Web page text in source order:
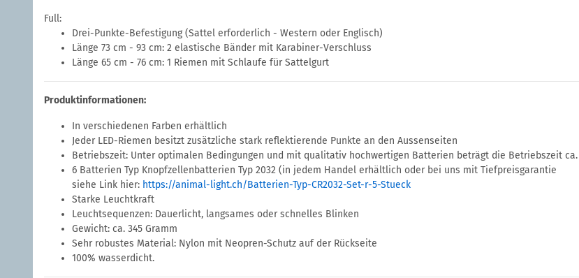
Full:
Drei-Punkte-Befestigung (Sattel erforderlich - Western oder Englisch)
Länge 73 cm - 93 cm: 2 elastische Bänder mit Karabiner-Verschluss
Länge 65 cm - 76 cm: 1 Riemen mit Schlaufe für Sattelgurt
Produktinformationen:
In verschiedenen Farben erhältlich
Jeder LED-Riemen besitzt zusätzliche stark reflektierende Punkte an den Aussenseiten
Betriebszeit: Unter optimalen Bedingungen und mit qualitativ hochwertigen Batterien beträgt die Betriebszeit ca.
6 Batterien Typ Knopfzellenbatterien Typ 2032 (in jedem Handel erhältlich oder bei uns mit Tiefpreisgarantie
siehe Link hier: https://animal-light.ch/Batterien-Typ-CR2032-Set-r-5-Stueck
Starke Leuchtkraft
Leuchtsequenzen: Dauerlicht, langsames oder schnelles Blinken
Gewicht: ca. 345 Gramm
Sehr robustes Material: Nylon mit Neopren-Schutz auf der Rückseite
100% wasserdicht.